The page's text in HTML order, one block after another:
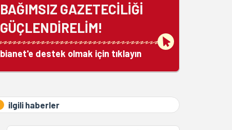
BAĞIMSIZ GAZETECİLİĞİ
GÜÇLENDİRELİM!
bianet'e destek olmak için tıklayın
ilgili haberler